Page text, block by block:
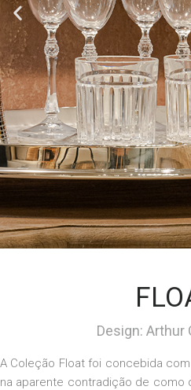
Design: Arthur
A Coleção Float foi concebida
na aparente contradição de como